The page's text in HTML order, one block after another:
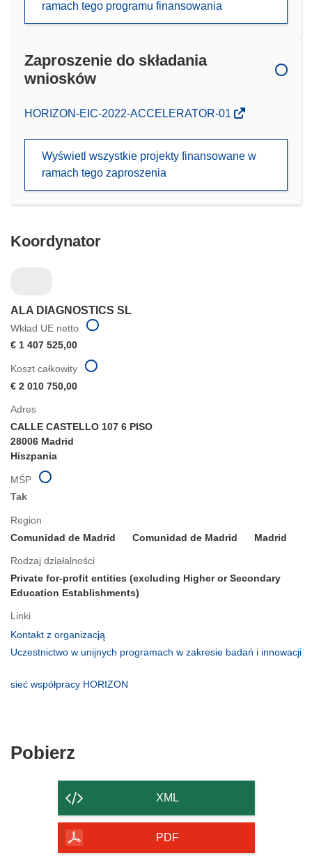
ramach tego programu finansowania
Zaproszenie do składania
wniosków
(odnośnik
nowym
HORIZON-EIC-2022-ACCELERATOR-01
Wyświetl wszystkie projekty finansowane w
ramach tego zaproszenia
Koordynator
ALA DIAGNOSTICS SL
Wkład UE netto
€ 1 407 525,00
Adres
CALLE CASTELLO 107 6 PISO
28006 Madrid
Hiszpania
MŚP
Tak
Region
Comunidad de Madrid
Comunidad de Madrid Madrid
Rodzaj działalności
Private for-profit entities (excluding Higher or Secondary
Education Establishments)
Linki
Kontakt z organizacją
otworzy
Uczestnictwo w unijnych programach w zakresie badań i innowacji
otworzy
sieć współpracy HORIZON
Koszt całkowity
€ 2 010 750,00
Pobierz
strony
XML
PDF